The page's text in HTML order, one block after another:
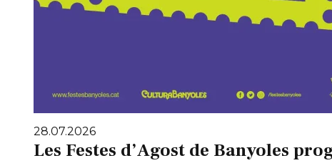
28.07.2026
Les Festes d’Agost de Banyoles